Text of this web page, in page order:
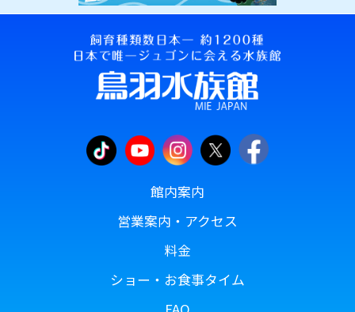
館内案内
営業案内・アクセス
料金
ショー・お食事タイム